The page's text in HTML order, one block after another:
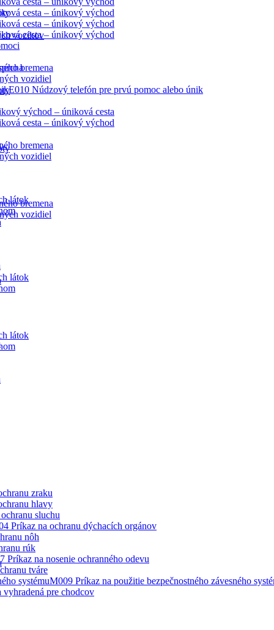
bremena
vozidiel
látok
cesta – únikový východ
cesta – únikový východ
cesta – únikový východ
E010 Núdzový telefón pre prvú pomoc alebo únik
východ – úniková cesta
cesta – únikový východ
bremena
vozidiel
látok
zraku
hlavy
sluchu
Príkaz na ochranu dýchacích orgánov
nôh
rúk
Príkaz na nosenie ochranného odevu
tváre
M009 Príkaz na použitie bezpečnostného závesného
vyhradená pre chodcov
vozíkov
bremena
vozidiel
látok